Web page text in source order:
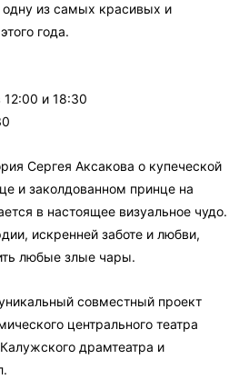
из самых красивых и
года.
12:00 и 18:30
Сергея Аксакова о купеческой
и заколдованном принце на
в настоящее визуальное чудо.
искренней заботе и любви,
любые злые чары.
совместный проект
центрального театра
драмтеатра и